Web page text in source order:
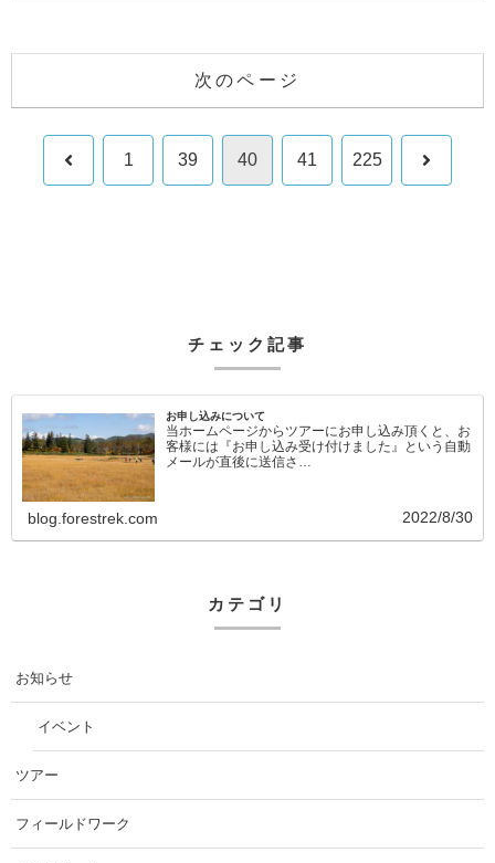
次のページ
前 1 39 40 41 225 次
チェック記事
お申し込みについて
当ホームページからツアーにお申し込み頂くと、お
客様には『お申し込み受け付けました』という自動
メールが直後に送信さ…
blog.forestrek.com 2022/8/30
カテゴリ
お知らせ
イベント
ツアー
フィールドワーク